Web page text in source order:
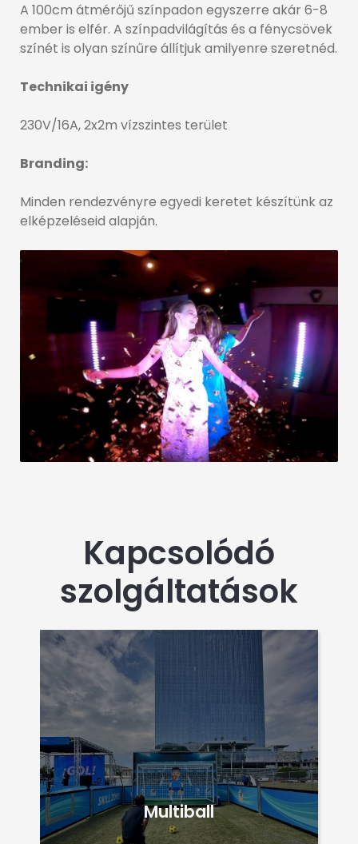
A 100cm átmérőjű színpadon egyszerre akár 6-8
ember is elfér. A színpadvilágítás és a fénycsövek
színét is olyan színűre állítjuk amilyenre szeretnéd.
Technikai igény
230V/16A, 2x2m vízszintes terület
Branding:
Minden rendezvényre egyedi keretet készítünk az
elképzeléseid alapján.
Kapcsolódó
szolgáltatások
Multiball